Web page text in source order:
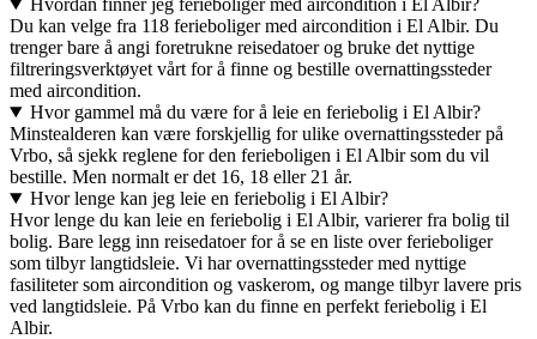
Hvordan finner jeg ferieboliger med aircondition i El Albir?
Du kan velge fra 118 ferieboliger med aircondition i El Albir. Du
trenger bare å angi foretrukne reisedatoer og bruke det nyttige
filtreringsverktøyet vårt for å finne og bestille overnattingssteder
med aircondition.
Hvor gammel må du være for å leie en feriebolig i El Albir?
Minstealderen kan være forskjellig for ulike overnattingssteder på
Vrbo, så sjekk reglene for den ferieboligen i El Albir som du vil
bestille. Men normalt er det 16, 18 eller 21 år.
Hvor lenge kan jeg leie en feriebolig i El Albir?
Hvor lenge du kan leie en feriebolig i El Albir, varierer fra bolig til
bolig. Bare legg inn reisedatoer for å se en liste over ferieboliger
som tilbyr langtidsleie. Vi har overnattingssteder med nyttige
fasiliteter som aircondition og vaskerom, og mange tilbyr lavere pris
ved langtidsleie. På Vrbo kan du finne en perfekt feriebolig i El
Albir.